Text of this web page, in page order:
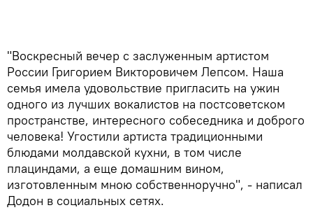
"Воскресный вечер с заслуженным артистом
России Григорием Викторовичем Лепсом. Наша
семья имела удовольствие пригласить на ужин
одного из лучших вокалистов на постсоветском
пространстве, интересного собеседника и доброго
человека! Угостили артиста традиционными
блюдами молдавской кухни, в том числе
плациндами, а еще домашним вином,
изготовленным мною собственноручно", - написал
Додон в социальных сетях.